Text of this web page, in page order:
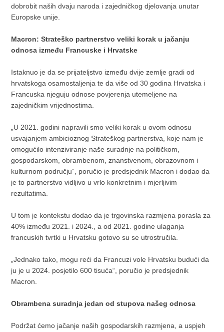
dobrobit naših dvaju naroda i zajedničkog djelovanja unutar
Europske unije.
Macron: Strateško partnerstvo veliki korak u jačanju
odnosa između Francuske i Hrvatske
Istaknuo je da se prijateljstvo između dvije zemlje gradi od
hrvatskoga osamostaljenja te da više od 30 godina Hrvatska i
Francuska njeguju odnose povjerenja utemeljene na
zajedničkim vrijednostima.
„U 2021. godini napravili smo veliki korak u ovom odnosu
usvajanjem ambicioznog Strateškog partnerstva, koje nam je
omogućilo intenziviranje naše suradnje na političkom,
gospodarskom, obrambenom, znanstvenom, obrazovnom i
kulturnom području“, poručio je predsjednik Macron i dodao da
je to partnerstvo vidljivo u vrlo konkretnim i mjerljivim
rezultatima.
U tom je kontekstu dodao da je trgovinska razmjena porasla za
40% između 2021. i 2024., a od 2021. godine ulaganja
francuskih tvrtki u Hrvatsku gotovo su se utrostručila.
„Jednako tako, mogu reći da Francuzi vole Hrvatsku budući da
ju je u 2024. posjetilo 600 tisuća“, poručio je predsjednik
Macron.
Obrambena suradnja jedan od stupova našeg odnosa
Podržat ćemo jačanje naših gospodarskih razmjena, a uspjeh